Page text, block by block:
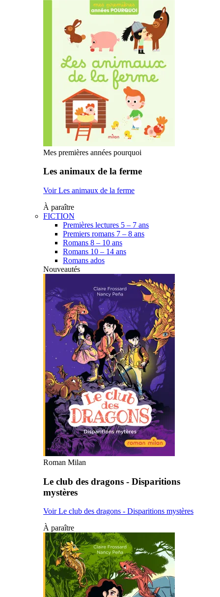
Mes premières années pourquoi
Les animaux de la ferme
Voir Les animaux de la ferme
À paraître
FICTION
Premières lectures 5 – 7 ans
Premiers romans 7 – 8 ans
Romans 8 – 10 ans
Romans 10 – 14 ans
Romans ados
Nouveautés
Roman Milan
Le club des dragons - Disparitions
mystères
Voir Le club des dragons - Disparitions mystères
À paraître